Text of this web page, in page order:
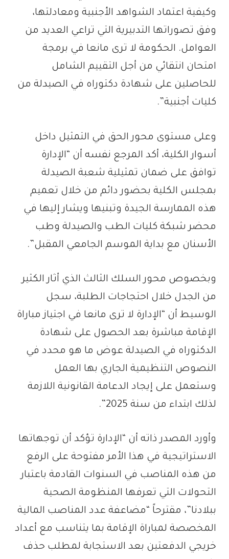
وكيفية اعتماد الشواهد الأجنبية ومعادلتها،
وفق تصوراتها التدبيرية التي تراعي العديد من
العوامل. الحكومة لا ترى مانعا في برمجة
امتحان انتقائي من أجل التقييم الشامل
للحاصلين على شهادة دكتوراه في الصيدلة من
كليات أجنبية”.
وعلى مستوى محور الحق في التمثيل داخل
أسوار الكلية، أكد المرجع نفسه أن “الإدارة
توافق على ضمان تمثيلية شعبة الصيدلة
بمجلس الكلية بحضور دائم من خلال تعميم
هذه الممارسة الجيدة وتبنيها ويشار إليها في
محضر شبكة كليات الطب والصيدلة وطب
الأسنان مع بداية الموسم الجامعي المقبل”.
وبخصوص محور السلك الثالث الذي أثار الكثير
من الجدل خلال احتجاجات الطلبة، سجل
الوسيط أن “الإدارة لا ترى مانعا في اجتياز مباراة
الإقامة مباشرة بعد الحصول على شهادة
الدكتوراه في الصيدلة عوض ما هو محدد في
النصوص التنظيمية الجاري بها العمل
وستعمل على إيجاد الدعامة القانونية اللازمة
لذلك ابتداء من سنة 2025”.
وأورد المصدر ذاته أن “الإدارة تؤكد أن توجهاتها
الاستراتيجية في هذا الأمر مفتوحة على الرفع
من هذه المناصب في السنوات القادمة باعتبار
التحولات التي تعرفها المنظومة الصحية
ببلادنا”، مقترحاً “مضاعفة عدد المناصب المالية
المخصصة لمباراة الإقامة بما يتناسب مع أعداد
خريجي الدفعتين بعد الاستجابة لمطلب حذف